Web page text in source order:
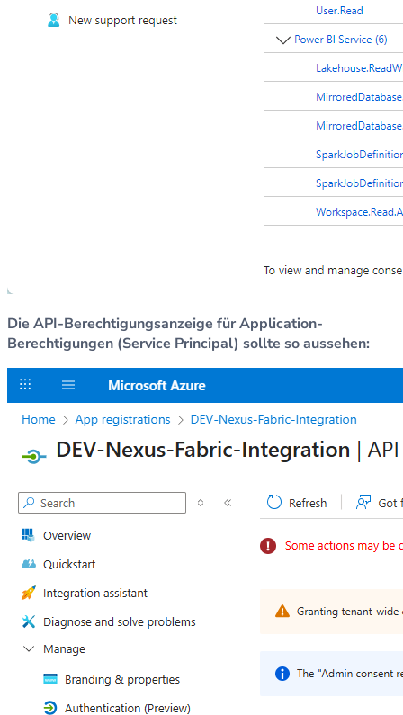
Die API-Berechtigungsanzeige für Application-
Berechtigungen (Service Principal) sollte so aussehen: